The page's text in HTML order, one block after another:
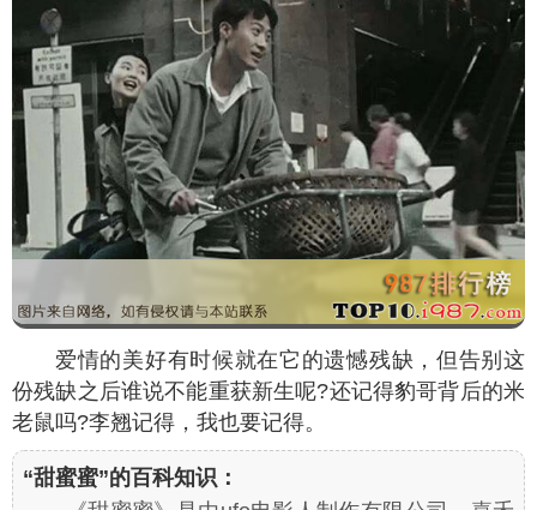
爱情的美好有时候就在它的遗憾残缺，但告别这
份残缺之后谁说不能重获新生呢?还记得豹哥背后的米
老鼠吗?李翘记得，我也要记得。
“甜蜜蜜”的百科知识：